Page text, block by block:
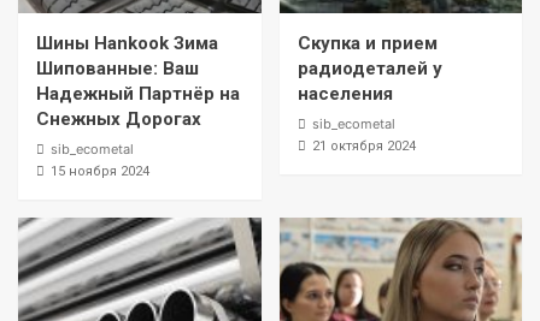
Шины Hankook Зима
Шипованные: Ваш
Надежный Партнёр на
Снежных Дорогах
sib_ecometal
15 ноября 2024
Скупка и прием
радиодеталей у
населения
sib_ecometal
21 октября 2024